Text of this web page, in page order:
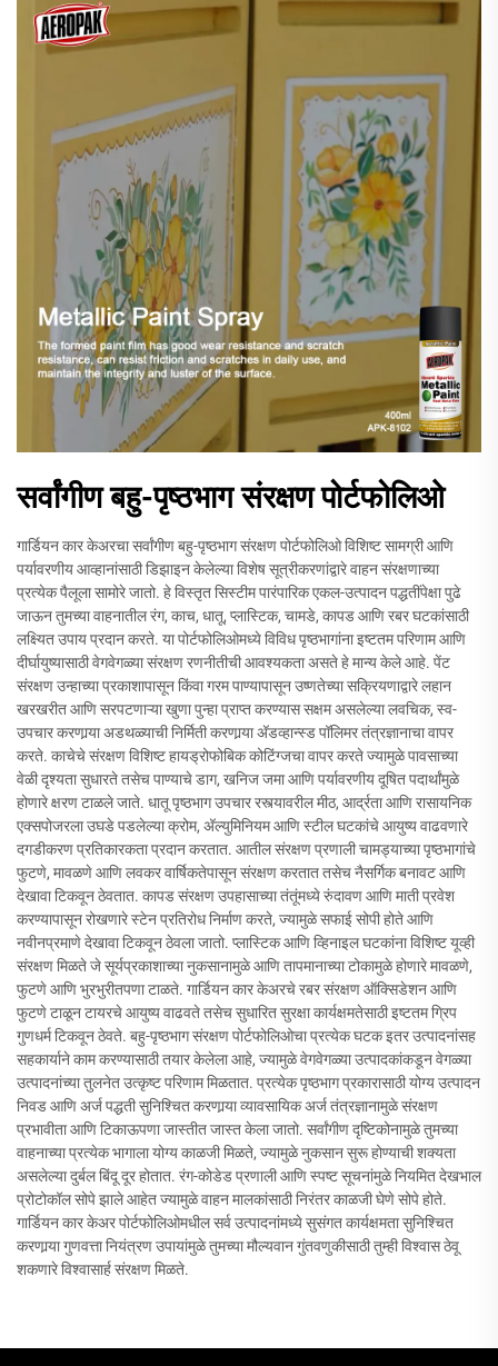
सर्वांगीण बहु-पृष्ठभाग संरक्षण पोर्टफोलिओ
गार्डियन कार केअरचा सर्वांगीण बहु-पृष्ठभाग संरक्षण पोर्टफोलिओ विशिष्ट सामग्री आणि
पर्यावरणीय आव्हानांसाठी डिझाइन केलेल्या विशेष सूत्रीकरणांद्वारे वाहन संरक्षणाच्या
प्रत्येक पैलूला सामोरे जातो. हे विस्तृत सिस्टीम पारंपारिक एकल-उत्पादन पद्धतींपेक्षा पुढे
जाऊन तुमच्या वाहनातील रंग, काच, धातू, प्लास्टिक, चामडे, कापड आणि रबर घटकांसाठी
लक्ष्यित उपाय प्रदान करते. या पोर्टफोलिओमध्ये विविध पृष्ठभागांना इष्टतम परिणाम आणि
दीर्घायुष्यासाठी वेगवेगळ्या संरक्षण रणनीतीची आवश्यकता असते हे मान्य केले आहे. पेंट
संरक्षण उन्हाच्या प्रकाशापासून किंवा गरम पाण्यापासून उष्णतेच्या सक्रियणाद्वारे लहान
खरखरीत आणि सरपटणाऱ्या खुणा पुन्हा प्राप्त करण्यास सक्षम असलेल्या लवचिक, स्व-
उपचार करणार्‍या अडथळ्याची निर्मिती करणार्‍या अ‍ॅडव्हान्स्ड पॉलिमर तंत्रज्ञानाचा वापर
करते. काचेचे संरक्षण विशिष्ट हायड्रोफोबिक कोटिंग्जचा वापर करते ज्यामुळे पावसाच्या
वेळी दृश्यता सुधारते तसेच पाण्याचे डाग, खनिज जमा आणि पर्यावरणीय दूषित पदार्थांमुळे
होणारे क्षरण टाळले जाते. धातू पृष्ठभाग उपचार रस्त्यावरील मीठ, आर्द्रता आणि रासायनिक
एक्सपोजरला उघडे पडलेल्या क्रोम, अ‍ॅल्युमिनियम आणि स्टील घटकांचे आयुष्य वाढवणारे
दगडीकरण प्रतिकारकता प्रदान करतात. आतील संरक्षण प्रणाली चामड्याच्या पृष्ठभागांचे
फुटणे, मावळणे आणि लवकर वार्षिकतेपासून संरक्षण करतात तसेच नैसर्गिक बनावट आणि
देखावा टिकवून ठेवतात. कापड संरक्षण उपहासाच्या तंतूंमध्ये रुंदावण आणि माती प्रवेश
करण्यापासून रोखणारे स्टेन प्रतिरोध निर्माण करते, ज्यामुळे सफाई सोपी होते आणि
नवीनप्रमाणे देखावा टिकवून ठेवला जातो. प्लास्टिक आणि व्हिनाइल घटकांना विशिष्ट यूव्ही
संरक्षण मिळते जे सूर्यप्रकाशाच्या नुकसानामुळे आणि तापमानाच्या टोकामुळे होणारे मावळणे,
फुटणे आणि भुरभुरीतपणा टाळते. गार्डियन कार केअरचे रबर संरक्षण ऑक्सिडेशन आणि
फुटणे टाळून टायरचे आयुष्य वाढवते तसेच सुधारित सुरक्षा कार्यक्षमतेसाठी इष्टतम ग्रिप
गुणधर्म टिकवून ठेवते. बहु-पृष्ठभाग संरक्षण पोर्टफोलिओचा प्रत्येक घटक इतर उत्पादनांसह
सहकार्याने काम करण्यासाठी तयार केलेला आहे, ज्यामुळे वेगवेगळ्या उत्पादकांकडून वेगळ्या
उत्पादनांच्या तुलनेत उत्कृष्ट परिणाम मिळतात. प्रत्येक पृष्ठभाग प्रकारासाठी योग्य उत्पादन
निवड आणि अर्ज पद्धती सुनिश्चित करणार्‍या व्यावसायिक अर्ज तंत्रज्ञानामुळे संरक्षण
प्रभावीता आणि टिकाऊपणा जास्तीत जास्त केला जातो. सर्वांगीण दृष्टिकोनामुळे तुमच्या
वाहनाच्या प्रत्येक भागाला योग्य काळजी मिळते, ज्यामुळे नुकसान सुरू होण्याची शक्यता
असलेल्या दुर्बल बिंदू दूर होतात. रंग-कोडेड प्रणाली आणि स्पष्ट सूचनांमुळे नियमित देखभाल
प्रोटोकॉल सोपे झाले आहेत ज्यामुळे वाहन मालकांसाठी निरंतर काळजी घेणे सोपे होते.
गार्डियन कार केअर पोर्टफोलिओमधील सर्व उत्पादनांमध्ये सुसंगत कार्यक्षमता सुनिश्चित
करणार्‍या गुणवत्ता नियंत्रण उपायांमुळे तुमच्या मौल्यवान गुंतवणुकीसाठी तुम्ही विश्वास ठेवू
शकणारे विश्वासार्ह संरक्षण मिळते.